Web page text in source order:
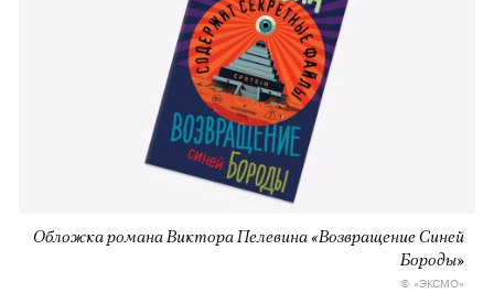
Обложка романа Виктора Пелевина «Возвращение Синей
Бороды»
© «ЭКСМO»